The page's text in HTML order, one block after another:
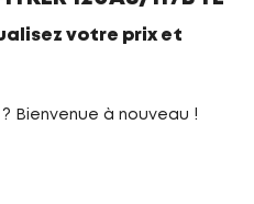
votre prix et
Bienvenue à nouveau !